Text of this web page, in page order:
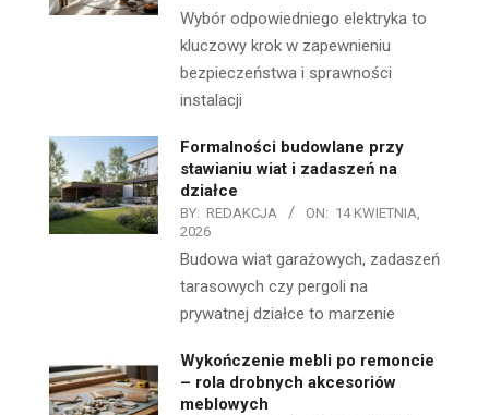
Wybór odpowiedniego elektryka to
kluczowy krok w zapewnieniu
bezpieczeństwa i sprawności
instalacji
Formalności budowlane przy
stawianiu wiat i zadaszeń na
działce
BY: REDAKCJA ON: 14 KWIETNIA,
2026
Budowa wiat garażowych, zadaszeń
tarasowych czy pergoli na
prywatnej działce to marzenie
Wykończenie mebli po remoncie
– rola drobnych akcesoriów
meblowych